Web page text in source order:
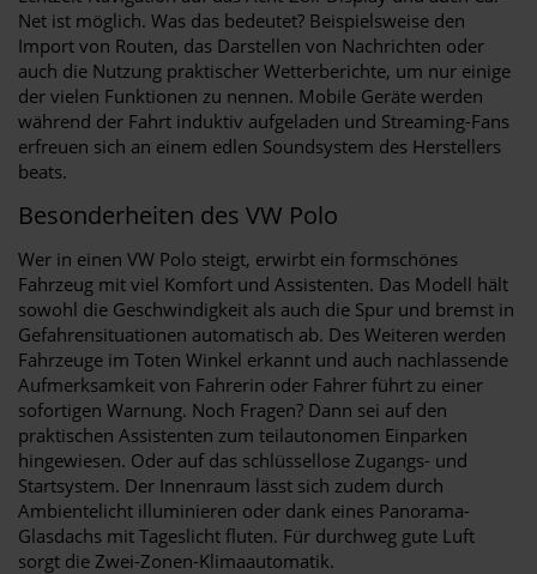
Net ist möglich. Was das bedeutet? Beispielsweise den
Import von Routen, das Darstellen von Nachrichten oder
auch die Nutzung praktischer Wetterberichte, um nur einige
der vielen Funktionen zu nennen. Mobile Geräte werden
während der Fahrt induktiv aufgeladen und Streaming-Fans
erfreuen sich an einem edlen Soundsystem des Herstellers
beats.
Besonderheiten des VW Polo
Wer in einen VW Polo steigt, erwirbt ein formschönes
Fahrzeug mit viel Komfort und Assistenten. Das Modell hält
sowohl die Geschwindigkeit als auch die Spur und bremst in
Gefahrensituationen automatisch ab. Des Weiteren werden
Fahrzeuge im Toten Winkel erkannt und auch nachlassende
Aufmerksamkeit von Fahrerin oder Fahrer führt zu einer
sofortigen Warnung. Noch Fragen? Dann sei auf den
praktischen Assistenten zum teilautonomen Einparken
hingewiesen. Oder auf das schlüssellose Zugangs- und
Startsystem. Der Innenraum lässt sich zudem durch
Ambientelicht illuminieren oder dank eines Panorama-
Glasdachs mit Tageslicht fluten. Für durchweg gute Luft
sorgt die Zwei-Zonen-Klimaautomatik.